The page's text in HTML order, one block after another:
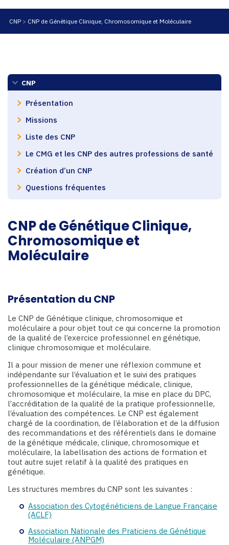
CNP CNP de Génétique Clinique, Chromosomique et Moléculaire
CNP
Présentation
Missions
Liste des CNP
Le CMG et les CNP des autres professions de santé
Création d’un CNP
Questions fréquentes
CNP de Génétique Clinique,
Chromosomique et
Moléculaire
Présentation du CNP
Le CNP de Génétique clinique, chromosomique et
moléculaire a pour objet tout ce qui concerne la promotion
de la qualité de l’exercice professionnel en génétique,
clinique chromosomique et moléculaire.
Il a pour mission de mener une réflexion commune et
indépendante sur l’évaluation et le suivi des pratiques
professionnelles de la génétique médicale, clinique,
chromosomique et moléculaire, la mise en place du DPC,
l’accréditation de la qualité de la pratique professionnelle,
l’évaluation des compétences. Le CNP est également
chargé de la coordination, de l’élaboration et de la diffusion
des recommandations et des référentiels dans le domaine
de la génétique médicale, clinique, chromosomique et
moléculaire, la labellisation des actions de formation et
tout autre sujet relatif à la qualité des pratiques en
génétique.
Les structures membres du CNP sont les suivantes :
Association des Cytogénéticiens de Langue Française
(ACLF)
Association Nationale des Praticiens de Génétique
Moléculaire (ANPGM)